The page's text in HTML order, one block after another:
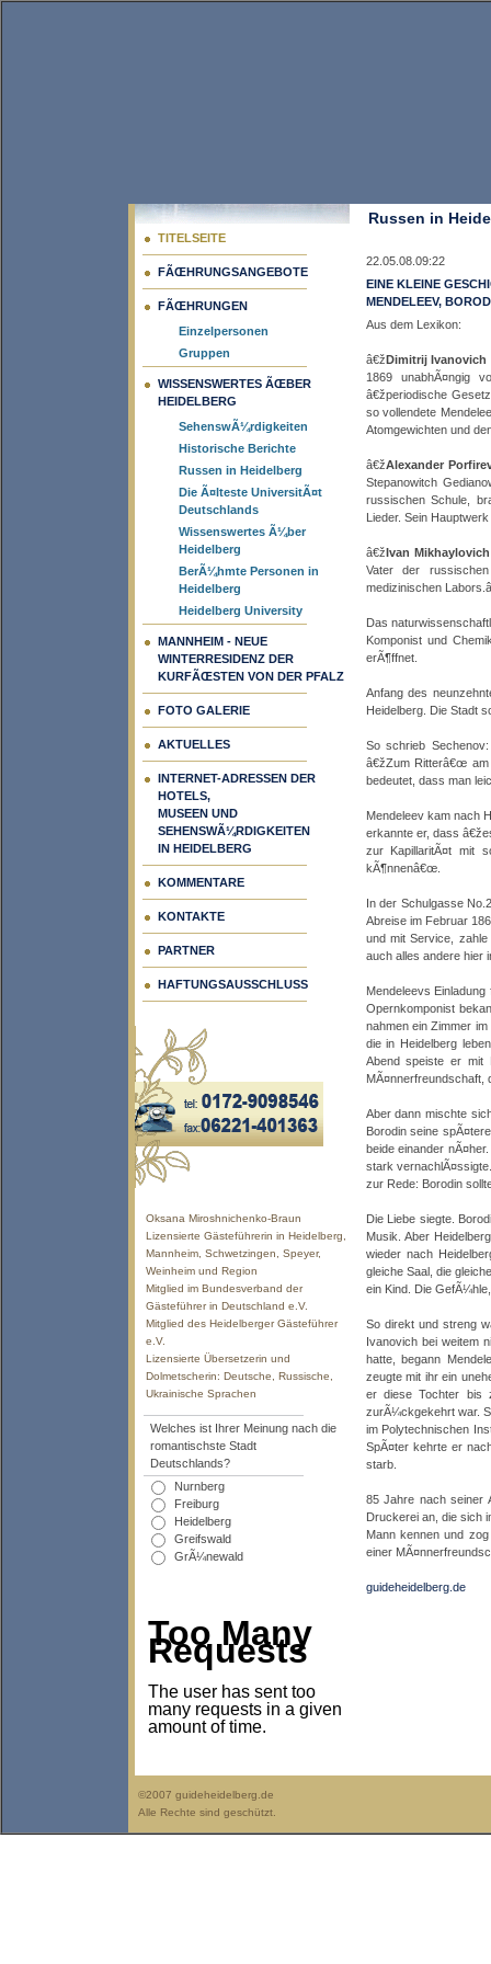
TITELSEITE
FÃŒHRUNGSANGEBOTE
FÃŒHRUNGEN
Einzelpersonen
Gruppen
WISSENSWERTES ÃŒBER
HEIDELBERG
SehenswÃ¼rdigkeiten
Historische Berichte
Russen in Heidelberg
Die Ã¤lteste UniversitÃ¤t
Deutschlands
Wissenswertes Ã¼ber
Heidelberg
BerÃ¼hmte Personen in
Heidelberg
Heidelberg University
MANNHEIM - NEUE
WINTERRESIDENZ DER
KURFÃŒSTEN VON DER PFALZ
FOTO GALERIE
AKTUELLES
INTERNET-ADRESSEN DER
HOTELS,
MUSEEN UND
SEHENSWÃ¼RDIGKEITEN
IN HEIDELBERG
KOMMENTARE
KONTAKTE
PARTNER
HAFTUNGSAUSSCHLUSS
Oksana Miroshnichenko-Braun
Lizensierte Gästeführerin in Heidelberg,
Mannheim, Schwetzingen, Speyer,
Weinheim und Region
Mitglied im Bundesverband der
Gästeführer in Deutschland e.V.
Mitglied des Heidelberger Gästeführer
e.V.
Lizensierte Übersetzerin und
Dolmetscherin: Deutsche, Russische,
Ukrainische Sprachen
Welches ist Ihrer Meinung nach die
romantischste Stadt
Deutschlands?
Nurnberg
Freiburg
Heidelberg
Greifswald
GrÃ¼newald
Too Many
Requests
The user has sent too
many requests in a given
amount of time.
Russen in
22.05.08.09:22
EINE KLEINE
MENDELEEV,
Aus dem Lexikon:
â€žDimitrij Ivanovich
1869 unabhÃ¤ngig
â€žperiodische
so vollendete
Atomgewichten und
â€žAlexander
Stepanowitch
russischen Schule,
Lieder. Sein
â€žIvan
Vater der
medizinischen
Das
Komponist und
erÃ¶ffnet.
Anfang des
Heidelberg. Die Stadt
So schrieb
â€žZum Ritterâ€œ am
bedeutet, dass man
Mendeleev kam nach
erkannte er, dass
zur KapillaritÃ¤t mit
kÃ¶nnenâ€œ.
In der Schulgasse
Abreise im Februar
und mit Service,
auch alles andere hier
Mendeleevs
Opernkomponist
nahmen ein Zimmer
die in Heidelberg
Abend speiste er mit
MÃ¤nnerfreundschaft,
Aber dann mischte
Borodin seine
beide einander
stark
zur Rede: Borodin
Die Liebe siegte.
Musik. Aber
wieder nach
gleiche Saal, die
ein Kind. Die
So direkt und streng
Ivanovich bei weitem
hatte, begann
zeugte mit ihr ein
er diese Tochter bis
zurÃ¼ckgekehrt war.
im Polytechnischen
SpÃ¤ter kehrte er
starb.
85 Jahre nach seiner
Druckerei an, die sich
Mann kennen und
einer
guideheidelberg.de
©2007 guideheidelberg.de
Alle Rechte sind geschützt.